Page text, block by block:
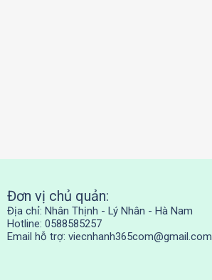
Đơn vị chủ quản:
Địa chỉ: Nhân Thịnh - Lý Nhân - Hà Nam
Hotline: 0588585257
Email hỗ trợ: viecnhanh365com@gmail.com